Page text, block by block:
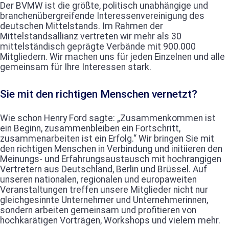
Der BVMW ist die größte, politisch unabhängige und
branchenübergreifende Interessenvereinigung des
deutschen Mittelstands. Im Rahmen der
Mittelstandsallianz vertreten wir mehr als 30
mittelständisch geprägte Verbände mit 900.000
Mitgliedern. Wir machen uns für jeden Einzelnen und alle
gemeinsam für Ihre Interessen stark.
Sie mit den richtigen Menschen vernetzt?
Wie schon Henry Ford sagte: „Zusammenkommen ist
ein Beginn, zusammenbleiben ein Fortschritt,
zusammenarbeiten ist ein Erfolg.“ Wir bringen Sie mit
den richtigen Menschen in Verbindung und initiieren den
Meinungs- und Erfahrungsaustausch mit hochrangigen
Vertretern aus Deutschland, Berlin und Brüssel. Auf
unseren nationalen, regionalen und europaweiten
Veranstaltungen treffen unsere Mitglieder nicht nur
gleichgesinnte Unternehmer und Unternehmerinnen,
sondern arbeiten gemeinsam und profitieren von
hochkarätigen Vorträgen, Workshops und vielem mehr.